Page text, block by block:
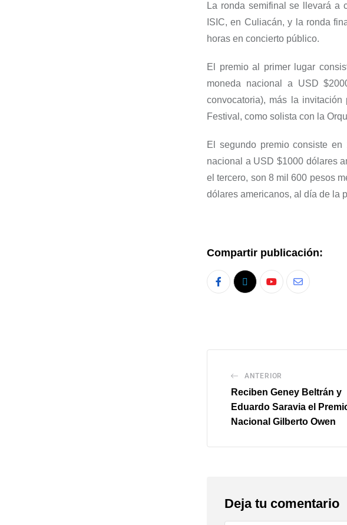
La ronda semifinalse llevará a
ISIC, en Culiacán, y la ronda f
horas en concierto público.
El premio al primerlugar
moneda nacional
a USD
convocatoria), más la invitación
Festival, como solista con la
El segundo premioconsiste en
nacional a USD $1000 dólares
el tercero, son 8 mil600 pesos
dólares americanos, al día de la
Compartir publicación:
ANTERIOR
Reciben Geney Beltrán y
Eduardo Saravia el
Nacional Gilberto Owen
Deja tu comentario